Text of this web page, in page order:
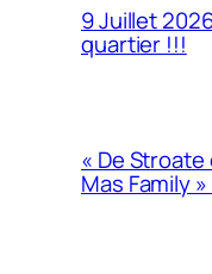
9 Juillet
quartier !!!
« De
Mas Family